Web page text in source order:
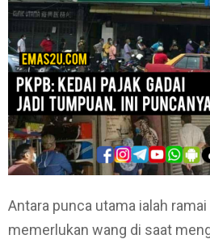
Antara punca utama ialah
memerlukan wang di saat